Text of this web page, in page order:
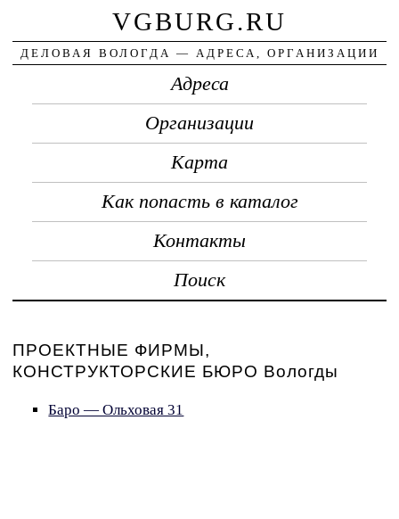
VGBURG.RU
ДЕЛОВАЯ ВОЛОГДА — АДРЕСА, ОРГАНИЗАЦИИ
Адреса
Организации
Карта
Как попасть в каталог
Контакты
Поиск
ПРОЕКТНЫЕ ФИРМЫ,
КОНСТРУКТОРСКИЕ БЮРО Вологды
Баро — Ольховая 31